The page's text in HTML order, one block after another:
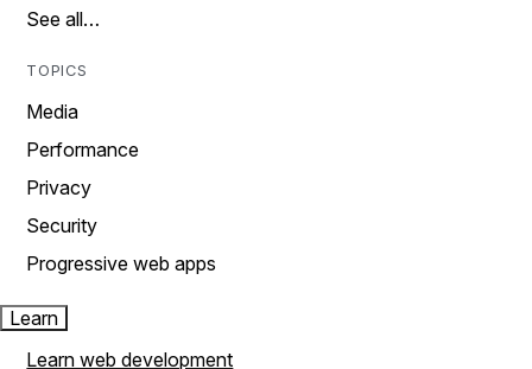
See all…
TOPICS
Media
Performance
Privacy
Security
Progressive web apps
Learn
Learn web development